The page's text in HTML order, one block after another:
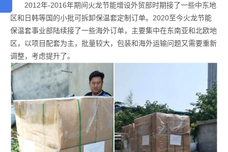
2012年-2016年期间火龙节能增设外贸部时期接了一些中东地
区和日韩等国的小批可拆卸保温套定制订单。2020至今火龙节能
保温套事业部陆续接了一些海外订单，主要集中在东南亚和北欧地
区，以项目配套为主，批量较大，包装和海外运输问题又需要重新
调整，考虑提升了。